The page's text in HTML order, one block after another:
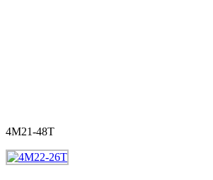
4M21-48T